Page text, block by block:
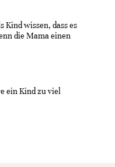
Kind wissen, dass es
die Mama einen
ein Kind zu viel